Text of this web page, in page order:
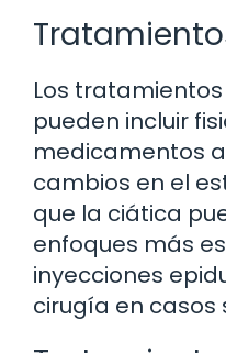
Los
pueden incluir
medicamentos
cambios en el
que la ciática
enfoques más
inyecciones
cirugía en casos